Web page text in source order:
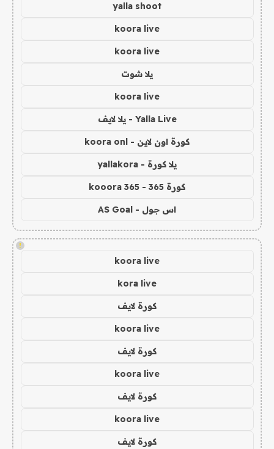
yalla shoot
koora live
koora live
يلا شوت
koora live
Yalla Live - يلا لايف
كورة اون لاين - koora onl
يلا كورة - yallakora
كورة 365 - kooora 365
اس جول - AS Goal
!
koora live
kora live
كورة لايف
koora live
كورة لايف
koora live
كورة لايف
koora live
كورة لايف